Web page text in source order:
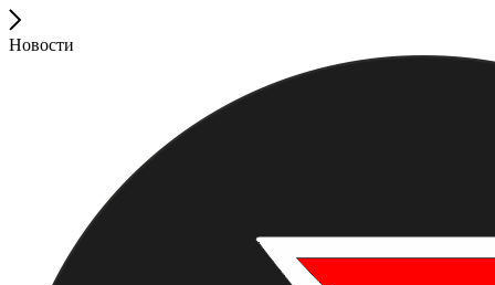
Новости